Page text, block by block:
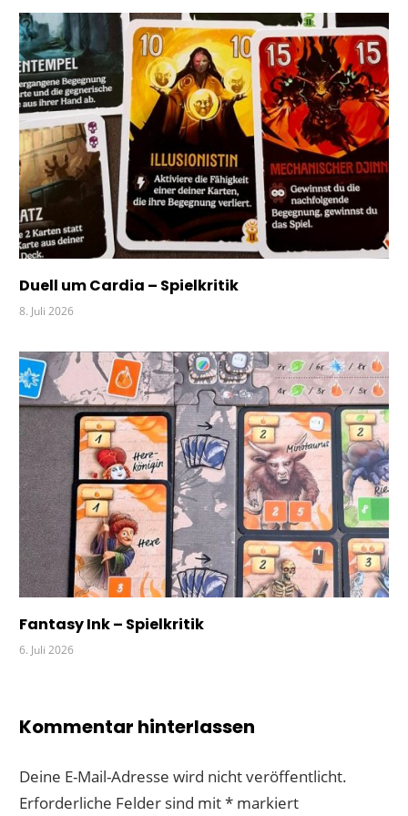
Duell um Cardia – Spielkritik
8. Juli 2026
Fantasy Ink – Spielkritik
6. Juli 2026
Kommentar hinterlassen
Deine E-Mail-Adresse wird nicht veröffentlicht.
Erforderliche Felder sind mit* markiert